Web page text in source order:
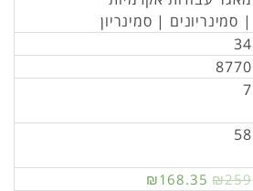
| סמינריונים | סמינריון
34
8770
7
58
₪168.35 ₪259